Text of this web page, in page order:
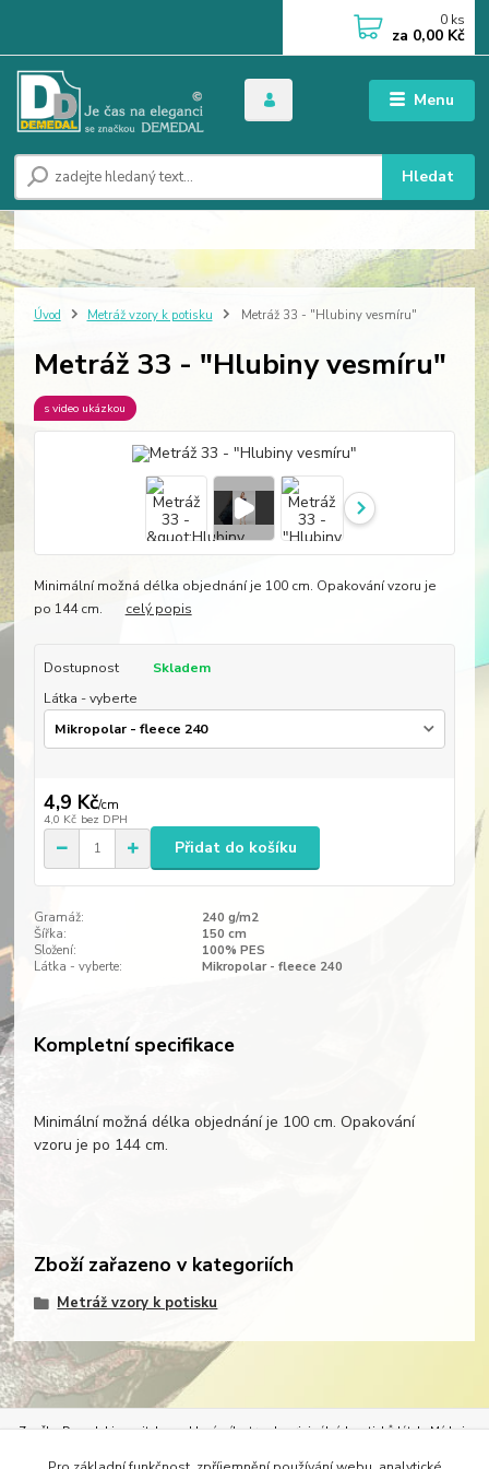
Menu
Hledat
0 ks
za 0,00 Kč
Úvod Metráž vzory k potisku Metráž 33 - "Hlubiny vesmíru"
Metráž 33 - "Hlubiny vesmíru"
s video ukázkou
Minimální možná délka objednání je 100 cm. Opakování vzoru je
po 144 cm. celý popis
Dostupnost
Skladem
Látka - vyberte
4,9 Kč/cm
4,0 Kč bez DPH
Přidat do košíku
Gramáž:
240 g/m2
Šířka:
150 cm
Složení:
100% PES
Látka - vyberte:
Mikropolar - fleece 240
Kompletní specifikace
Minimální možná délka objednání je 100 cm. Opakování
vzoru je po 144 cm.
Zboží zařazeno v kategoriích
Metráž vzory k potisku
Značka Demedal je nositelem exkluzívního trendu originálních potisků látek.Móda je